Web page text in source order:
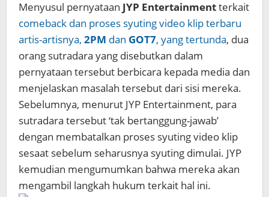
Menyusul pernyataan JYP Entertainmentterkait
comeback dan proses syuting video klip terbaru
artis-artisnya, 2PM dan GOT7, yang tertunda, dua
orang sutradara yang disebutkan dalam
pernyataan tersebut berbicara kepada media dan
menjelaskan masalah tersebut dari sisi mereka.
Sebelumnya, menurut JYP Entertainment, para
sutradara tersebut ‘tak bertanggung-jawab’
dengan membatalkan proses syuting video klip
sesaat sebelum seharusnya syuting dimulai. JYP
kemudian mengumumkan bahwa mereka akan
mengambil langkah hukum terkait hal ini.